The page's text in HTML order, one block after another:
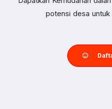
potensi desa untuk